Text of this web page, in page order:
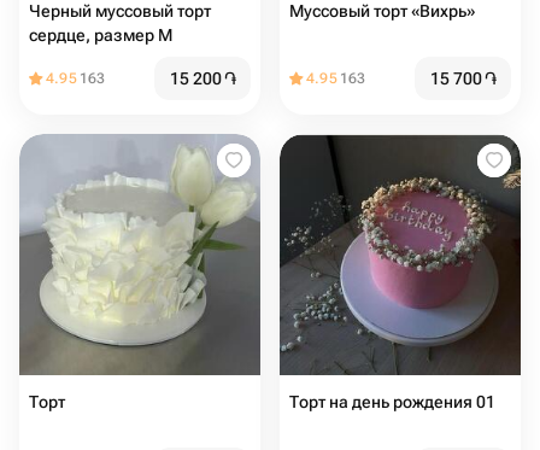
Черный муссовый торт
сердце, размер М
4.95 163 15 200֏
Муссовый торт «Вихрь»
4.95 163 15 700֏
Торт Торт на день рождения 01